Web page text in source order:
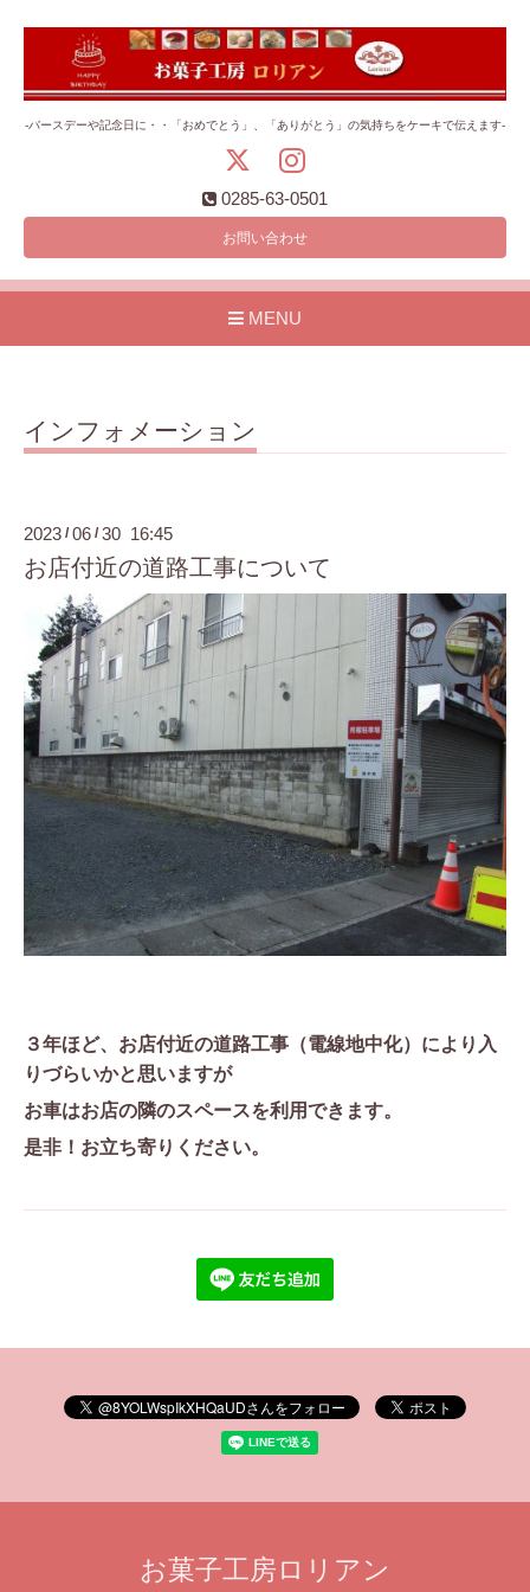
-バースデーや記念日に・・「おめでとう」、「ありがとう」の気持ちをケーキで伝えます-
0285-63-0501
お問い合わせ
MENU
インフォメーション
2023 /06 /30 16:45
お店付近の道路工事について
３年ほど、お店付近の道路工事（電線地中化）により入
りづらいかと思いますが
お車はお店の隣のスペースを利用できます。
是非！お立ち寄りください。
お菓子工房ロリアン